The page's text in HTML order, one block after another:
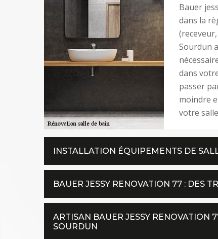
Bauer
dans la
Sourdun
dans
passer
moindre
votre
INSTALLATION ÉQUIPEMENTS DE
BAUER JESSY RENOVATION 77 : DES
ARTISAN BAUER JESSY RENOVATION
SOURDUN